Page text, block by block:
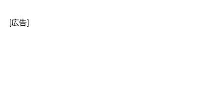
[広告]